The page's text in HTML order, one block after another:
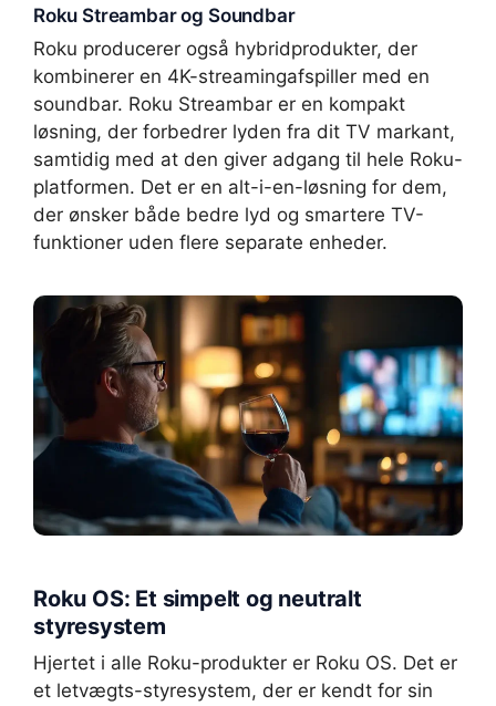
Roku Streambar og Soundbar
Roku producerer også hybridprodukter, der
kombinerer en 4K-streamingafspiller med en
soundbar. Roku Streambar er en kompakt
løsning, der forbedrer lyden fra dit TV markant,
samtidig med at den giver adgang til hele Roku-
platformen. Det er en alt-i-en-løsning for dem,
der ønsker både bedre lyd og smartere TV-
funktioner uden flere separate enheder.
Roku OS: Et simpelt og neutralt
styresystem
Hjertet i alle Roku-produkter er Roku OS. Det er
et letvægts-styresystem, der er kendt for sin